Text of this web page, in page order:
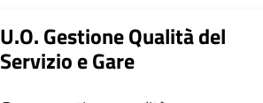
U.O. Gestione Qualità del
Servizio e Gare